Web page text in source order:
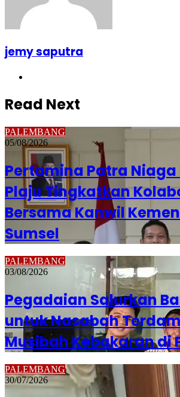
jemy saputra
Read Next
PALEMBANG
05/08/2026
Pertamina Patra Niaga
Plaju Tingkatkan
Bersama Kanwil
Sumsel
PALEMBANG
03/08/2026
Pegadaian Salurkan
untuk Nasabah
Musibah Kebakaran di
PALEMBANG
30/07/2026